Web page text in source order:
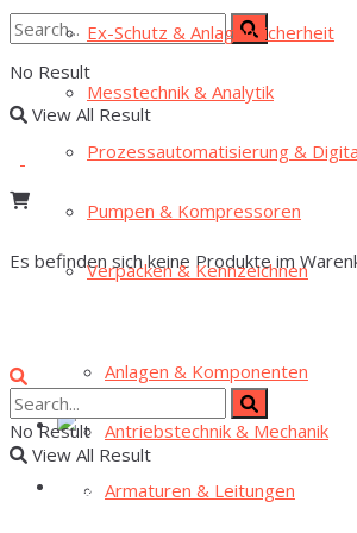
No Result
View All Result
Es befinden sich keine Produkte im
Ex-Schutz & Anlagensicherheit
Mess­tech­nik & Analytik
Pro­zess­au­to­ma­ti­sie­rung &
Pum­pen & Kompressoren
Ver­pa­cken & Kennzeichnen
Anla­gen & Komponenten
Antriebs­tech­nik & Mechanik
Arma­tu­ren & Leitungen
Home
No Result
View All Result